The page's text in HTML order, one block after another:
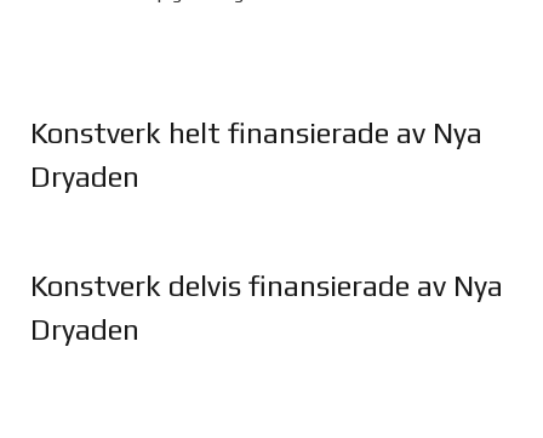
Konstverk helt finansierade av Nya
Dryaden
Konstverk delvis finansierade av Nya
Dryaden